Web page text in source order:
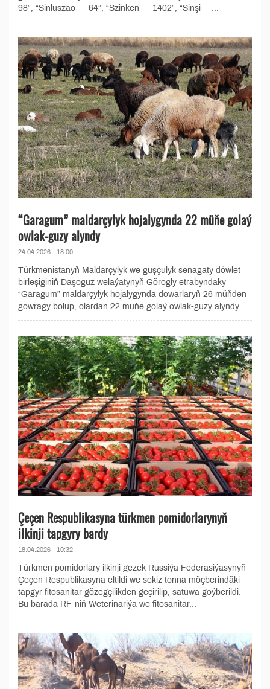
98”, “Sinluszao — 64”, “Szinken — 1402”, “Sinşi —...
“Garagum” maldarçylyk hojalygynda 22 müňe golaý
owlak-guzy alyndy
24.04.2026 - 18:00
Türkmenistanyň Maldarçylyk we guşçulyk senagaty döwlet
birleşiginiň Daşoguz welaýatynyň Görogly etrabyndaky
“Garagum” maldarçylyk hojalygynda dowarlaryň 26 müňden
gowragy bolup, olardan 22 müňe golaý owlak-guzy alyndy....
Çeçen Respublikasyna türkmen pomidorlarynyň
ilkinji tapgyry bardy
18.04.2026 - 10:32
Türkmen pomidorlary ilkinji gezek Russiýa Federasiýasynyň
Çeçen Respublikasyna eltildi we sekiz tonna möçberindäki
tapgyr fitosanitar gözegçilikden geçirilip, satuwa goýberildi.
Bu barada RF-niň Weterinariýa we fitosanitar...